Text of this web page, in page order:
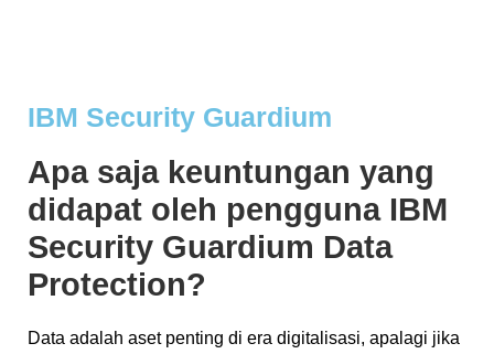
IBM Security Guardium
Apa saja keuntungan yang
didapat oleh pengguna IBM
Security Guardium Data
Protection?
Data adalah aset penting di era digitalisasi, apalagi jika